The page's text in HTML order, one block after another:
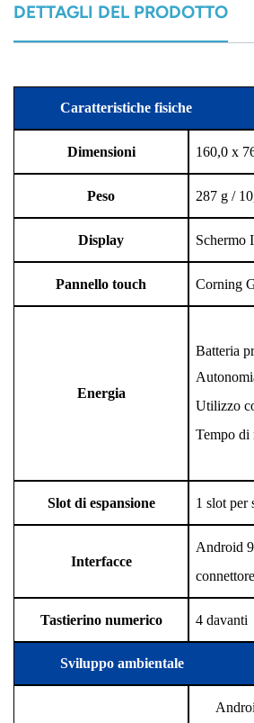
DETTAGLI DEL PRODOTTO
Caratteristiche fisiche
Dimensioni 160,0 x
Peso 287 g /
Display Schermo
Pannello touch Corning
Energia
Batteria
Utilizzo
Tempo di
Slot di espansione 1 slot per
Interfacce
Android
Tastierino numerico 4 davanti
Sviluppo ambientale